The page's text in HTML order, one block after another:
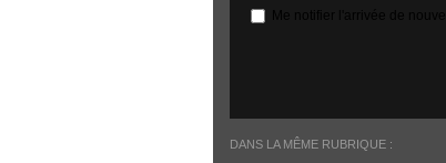
DANS LA MÊME RUBRIQUE :